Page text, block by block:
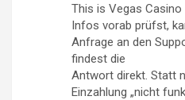
This is Vegas Casino
Infos vorab prüfst,
Anfrage an den
findest die
Antwort direkt. Statt
Einzahlung „nicht